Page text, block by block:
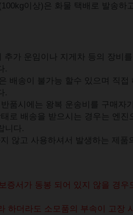
이상)은 화물 택배로 발송하
추가 운임이나 지게차 등의 장비
.
배송이 불가능 할수 있으며 직접
.
품시에는 왕복 운송비를 구매자
로 배송을 받으시는 경우는 엔진
니다.
않고 사용하셔서 발생하는 제품
증서가 동봉 되어 있지 않을 경우
더라도 소모품의 부속이 고장